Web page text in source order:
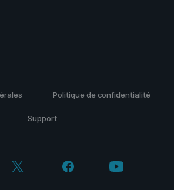
Politique de confidentialité
Support